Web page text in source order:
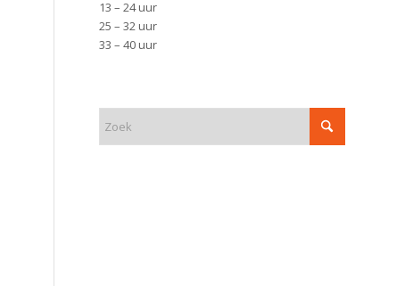
13 – 24 uur
25 – 32 uur
33 – 40 uur